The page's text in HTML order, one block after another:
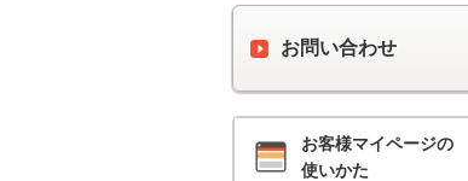
お問い合わせ
お客様マイページの
使いかた